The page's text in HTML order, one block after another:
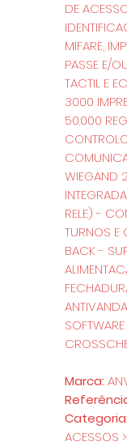
DE
MIFARE,
PASSE E/
TACTIL E
3000
50.000
WIEGAND
RELE) -
TURNOS E
BACK -
Marca:
Categoria:
ACESSOS